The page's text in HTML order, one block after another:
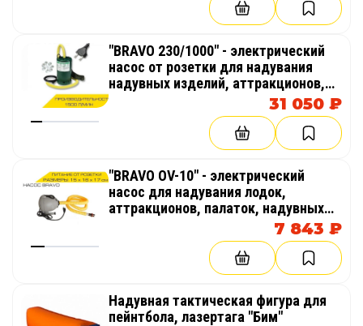
"BRAVO 230/1000" - электрический
насос от розетки для надувания
надувных изделий, аттракционов,
31 050 ₽
"BRAVO OV-10" - электрический
насос для надувания лодок,
аттракционов, палаток, надувных
7 843 ₽
Надувная тактическая фигура для
пейнтбола, лазертага "Бим"